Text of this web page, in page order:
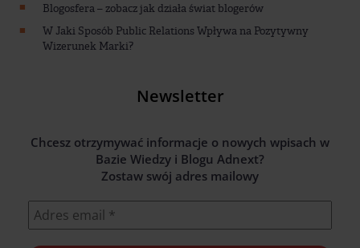
Blogosfera – zobacz jak działa świat blogerów
W Jaki Sposób Public Relations Wpływa na Pozytywny
Wizerunek Marki?
Newsletter
Chcesz otrzymywać informacje o nowych wpisach w
Bazie Wiedzy i Blogu Adnext?
Zostaw swój adres mailowy